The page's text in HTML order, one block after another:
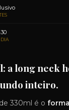
a long neck
inteiro.
330ml é o